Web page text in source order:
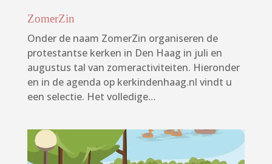
ZomerZin
Onder de naam ZomerZin organiseren de
protestantse kerken in Den Haag in juli en
augustus tal van zomeractiviteiten. Hieronder
en in de agenda op kerkindenhaag.nl vindt u
een selectie. Het volledige…